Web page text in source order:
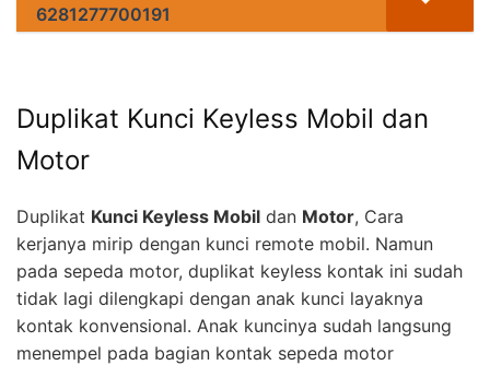
6281277700191
Duplikat Kunci Keyless Mobil dan
Motor
Duplikat Kunci Keyless Mobil dan Motor, Cara
kerjanya mirip dengan kunci remote mobil. Namun
pada sepeda motor, duplikat keyless kontak ini sudah
tidak lagi dilengkapi dengan anak kunci layaknya
kontak konvensional. Anak kuncinya sudah langsung
menempel pada bagian kontak sepeda motor